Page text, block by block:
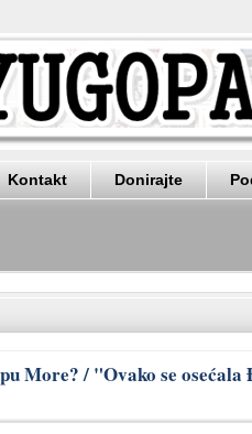
Kontakt Donirajte
More? / "Ovako se